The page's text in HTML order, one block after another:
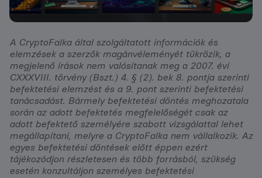
A CryptoFalka által szolgáltatott információk és
elemzések a szerzők magánvéleményét tükrözik, a
megjelenő írások nem valósítanak meg a 2007. évi
CXXXVIII. törvény (Bszt.) 4. § (2). bek 8. pontja szerinti
befektetési elemzést és a 9. pont szerinti befektetési
tanácsadást. Bármely befektetési döntés meghozatala
során az adott befektetés megfelelőségét csak az
adott befektető személyére szabott vizsgálattal lehet
megállapítani, melyre a CryptoFalka nem vállalkozik. Az
egyes befektetési döntések előtt éppen ezért
tájékozódjon részletesen és több forrásból, szükség
esetén konzultáljon személyes befektetési